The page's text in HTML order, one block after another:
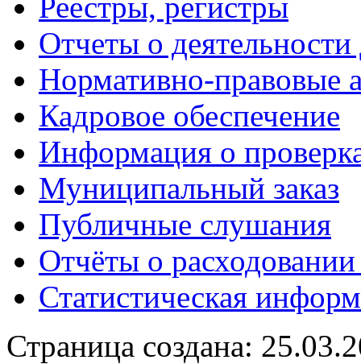
Отчеты о
Нормативно-правовые
Кадровое обеспечение
Информация о
Муниципальный заказ
Публичные слушания
Отчёты о
Статистическая
Страница создана: